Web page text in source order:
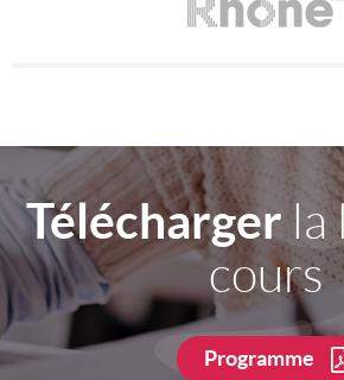
Téléchargerla
cours
Programme